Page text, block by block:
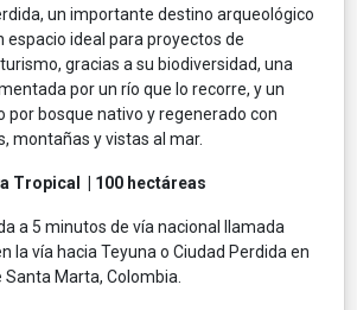
un importante destino arqueológico
espacio ideal para proyectos de
gracias a su biodiversidad, una
por un río que lo recorre, y un
por bosque nativo y regenerado con
montañas y vistas al mar.
Tropical | 100 hectáreas
a 5 minutos de vía nacional llamada
la vía hacia Teyuna o Ciudad Perdida en
Santa Marta, Colombia.